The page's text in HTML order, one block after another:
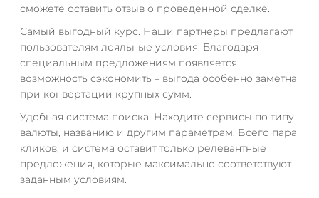
сможете оставить отзыв о проведенной сделке.
Самый выгодный курс. Наши партнеры предлагают
пользователям лояльные условия. Благодаря
специальным предложениям появляется
возможность сэкономить – выгода особенно заметна
при конвертации крупных сумм.
Удобная система поиска. Находите сервисы по типу
валюты, названию и другим параметрам. Всего пара
кликов, и система оставит только релевантные
предложения, которые максимально соответствуют
заданным условиям.